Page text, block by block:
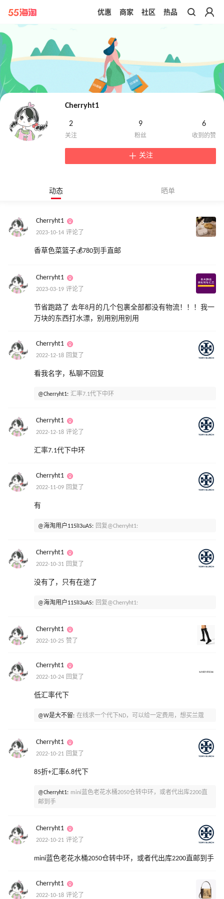
带你去官网买正品
优惠 商家 社区 热品
Cherryht1
2 9 6
关注
动态 晒单
Cherryht1
2023-10-14 评论了
香草色菜篮子💰780到手直邮
Cherryht1
2023-03-19 评论了
节省跑路了 去年8月的几个包裹全部都没有物流！！！我一
万块的东西打水漂，别用别用别用
Cherryht1
2022-12-18 回复了
看我名字，私聊不回复
@Cherryht1: 汇率7.1代下中环
Cherryht1
2022-12-18 评论了
汇率7.1代下中环
Cherryht1
2022-11-09 回复了
有
@海淘用户115lI3uAS: 回复@Cherryht1:
Cherryht1
2022-10-31 回复了
没有了，只有在途了
@海淘用户115lI3uAS: 回复@Cherryht1:
Cherryht1
2022-10-25 赞了
Cherryht1
2022-10-24 回复了
低汇率代下
@W是大不留: 在线求一个代下ND，可以给一定费用，想买兰蔻
Cherryht1
2022-10-21 回复了
85折+汇率6.8代下
@Cherryht1: mini蓝色老花水桶2050仓转中环，或者代出库2200直
邮到手
Cherryht1
2022-10-21 评论了
mini蓝色老花水桶2050仓转中环，或者代出库2200直邮到手
Cherryht1
2022-10-18 评论了